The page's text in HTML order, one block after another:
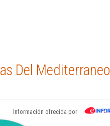
Del Mediterraneo
Información ofrecida por